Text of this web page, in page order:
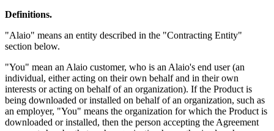
Definitions.
"Alaio" means an entity described in the "Contracting Entity"
section below.
"You" mean an Alaio customer, who is an Alaio's end user (an
individual, either acting on their own behalf and in their own
interests or acting on behalf of an organization). If the Product is
being downloaded or installed on behalf of an organization, such as
an employer, "You" means the organization for which the Product is
downloaded or installed, then the person accepting the Agreement